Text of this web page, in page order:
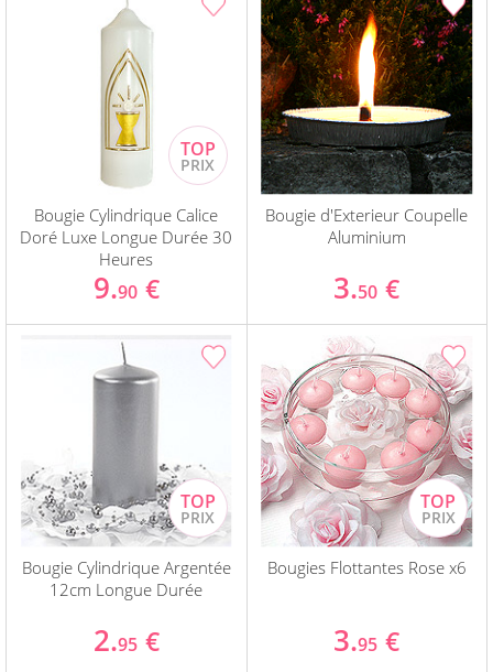
Bougie Cylindrique Calice
Doré Luxe Longue Durée 30
Heures
9.90 €
Bougie d'Exterieur Coupelle
Aluminium
3.50 €
Bougie Cylindrique Argentée
12cm Longue Durée
2.95 €
Bougies Flottantes Rose x6
3.95 €